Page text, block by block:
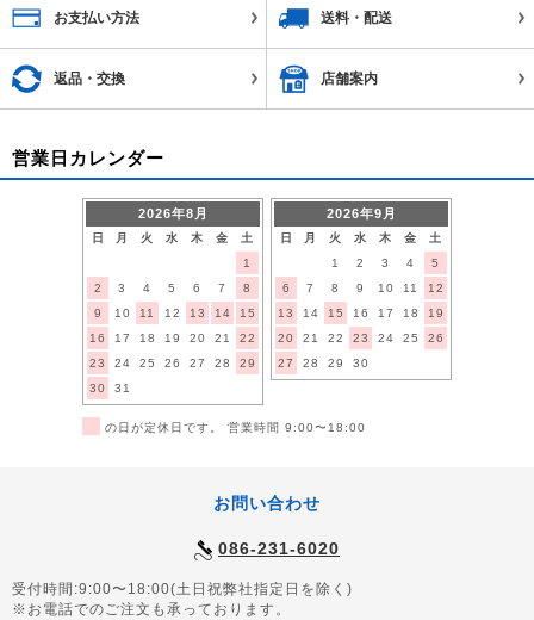
お支払い方法 送料・配送
返品・交換 店舗案内
営業日カレンダー
2026年8月
日 月 火 水 木 金
土
1
2
3 4 5 6 7
8
9
10 11 12 13 14
15
16
17 18 19 20 21
22
23
24 25 26 27 28
29
30
31
2026年9月
日 月 火 水 木 金
土
1
2 3 4
5
6
7 8 9 10 11
12
13
14 15 16 17 18
19
20
21 22 23 24 25
26
27
28 29 30
の日が定休日です。 営業時間 9:00〜18:00
お問い合わせ
086-231-6020
受付時間:9:00〜18:00(土日祝弊社指定日を除く)
※お電話でのご注文も承っております。